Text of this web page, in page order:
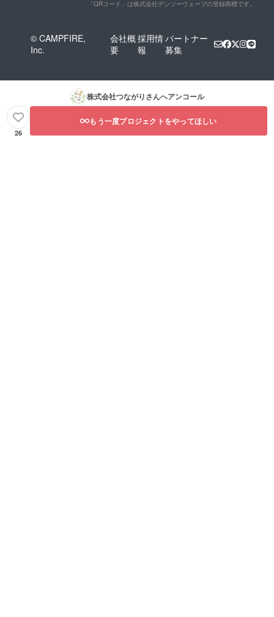
「QRコード」は株式会社デンソーウェーブの登録商標です。
© CAMPFIRE,
Inc.
会社概
要
採用情
報
パートナー
募集
株式会社つながりさんへアンコール
26
もう一度プロジェクトをやってほしい